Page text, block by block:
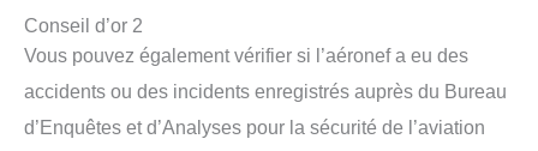
Conseil d’or 2
Vous pouvez également vérifier si l’aéronef a eu des
accidents ou des incidents enregistrés auprès du Bureau
d’Enquêtes et d’Analyses pour la sécurité de l’aviation